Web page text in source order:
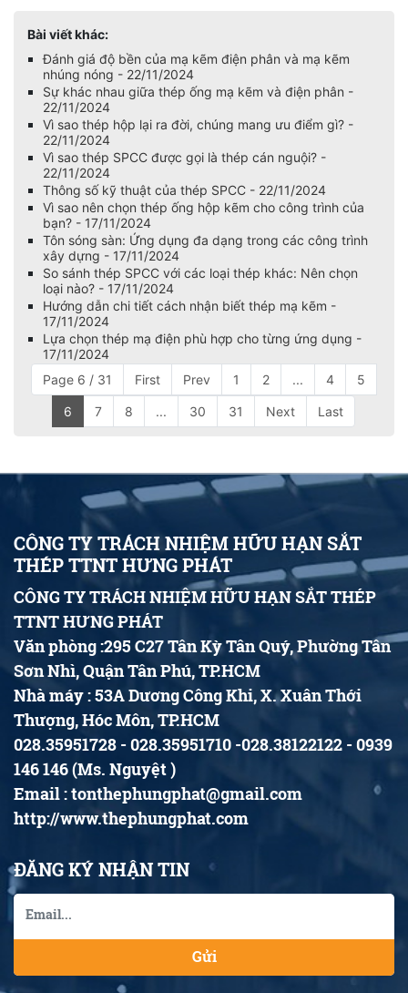
Bài viết khác:
Đánh giá độ bền của mạ kẽm điện phân và mạ kẽm
nhúng nóng - 22/11/2024
Sự khác nhau giữa thép ống mạ kẽm và điện phân -
22/11/2024
Vì sao thép hộp lại ra đời, chúng mang ưu điểm gì? -
22/11/2024
Vì sao thép SPCC được gọi là thép cán nguội? -
22/11/2024
Thông số kỹ thuật của thép SPCC - 22/11/2024
Vì sao nên chọn thép ống hộp kẽm cho công trình của
bạn? - 17/11/2024
Tôn sóng sàn: Ứng dụng đa dạng trong các công trình
xây dựng - 17/11/2024
So sánh thép SPCC với các loại thép khác: Nên chọn
loại nào? - 17/11/2024
Hướng dẫn chi tiết cách nhận biết thép mạ kẽm -
17/11/2024
Lựa chọn thép mạ điện phù hợp cho từng ứng dụng -
17/11/2024
Page 6 / 31
First Prev 1 2 ... 4 5
6 7 8 ... 30 31 Next Last
CÔNG TY TRÁCH NHIỆM HỮU HẠN SẮT
THÉP TTNT HƯNG PHÁT
CÔNG TY TRÁCH NHIỆM HỮU HẠN SẮT THÉP
TTNT HƯNG PHÁT
Văn phòng :295 C27 Tân Kỳ Tân Quý, Phường Tân
Sơn Nhì, Quận Tân Phú, TP.HCM
Nhà máy : 53A Dương Công Khi, X. Xuân Thới
Thượng, Hóc Môn, TP.HCM
028.35951728 - 028.35951710 -028.38122122 - 0939
146 146 (Ms. Nguyệt )
Email : tonthephungphat@gmail.com
http://www.thephungphat.com
ĐĂNG KÝ NHẬN TIN
Gửi